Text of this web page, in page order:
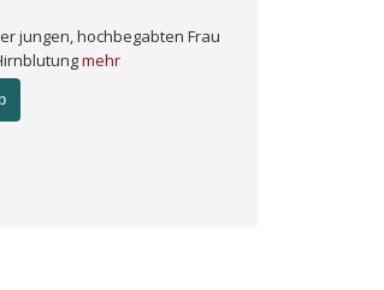
jungen, hochbegabten Frau
mehr